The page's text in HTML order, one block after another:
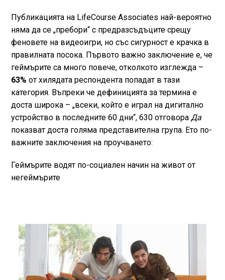
Публикацията на LifeCourse Associates най-вероятно
няма да се „пребори“ с предразсъдъците срещу
феновете на видеоигри, но със сигурност е крачка в
правилната посока. Първото важно заключение е, че
геймърите са много повече, отколкото изглежда –
63% от хилядата респондента попадат в тази
категория. Въпреки че дефиницията за термина е
доста широка – „всеки, който е играл на дигитално
устройство в последните 60 дни“, 630 отговора Да
показват доста голяма представителна група. Ето по-
важните заключения на проучването:
Геймърите водят по-социален начин на живот от
негеймърите